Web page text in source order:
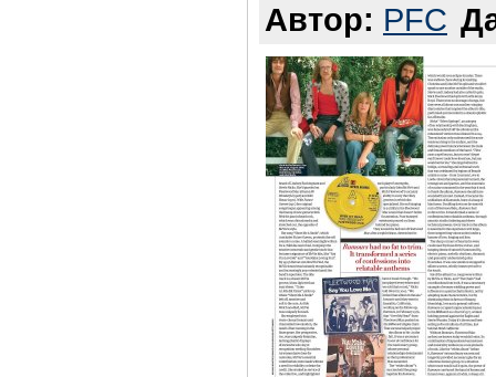
Автор: PFC